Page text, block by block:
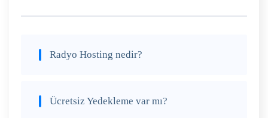
Radyo Hosting nedir?
Ücretsiz Yedekleme var mı?